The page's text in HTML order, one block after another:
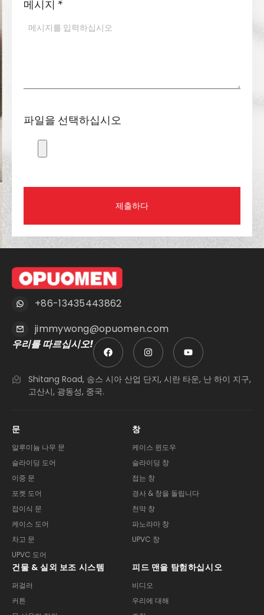
메시지 *
파일을 선택하십시오
제출하다
+86-13435443862
jimmywong@opuomen.com
우리를 따르십시오!
Shitang Road, 송스 시아 산업 단지, 시란 타운, 난 하이 지구,
고산시, 광동성, 중국.
문
알루미늄 나무 문
슬라이딩 도어
이중 문
포켓 도어
접이식 문
케이스 도어
차고 문
UPVC 도어
창
케이스 윈도우
슬라이딩 창
접는 창
경사 & 창을 돌립니다
천막 창
파노라마 창
UPVC 창
건물 & 실외 보조 시스템
퍼걸러
커튼
피드 맨을 탐험하십시오
비디오
우리에 대해